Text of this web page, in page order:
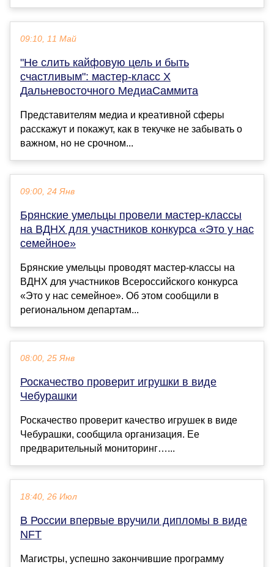
09:10, 11 Май
"Не слить кайфовую цель и быть
счастливым": мастер-класс X
Дальневосточного МедиаСаммита
Представителям медиа и креативной сферы
расскажут и покажут, как в текучке не забывать о
важном, но не срочном...
09:00, 24 Янв
Брянские умельцы провели мастер-классы
на ВДНХ для участников конкурса «Это у нас
семейное»
Брянские умельцы проводят мастер-классы на
ВДНХ для участников Всероссийского конкурса
«Это у нас семейное». Об этом сообщили в
региональном департам...
08:00, 25 Янв
Роскачество проверит игрушки в виде
Чебурашки
Роскачество проверит качество игрушек в виде
Чебурашки, сообщила организация. Ее
предварительный мониторинг…...
18:40, 26 Июл
В России впервые вручили дипломы в виде
NFT
Магистры, успешно закончившие программу